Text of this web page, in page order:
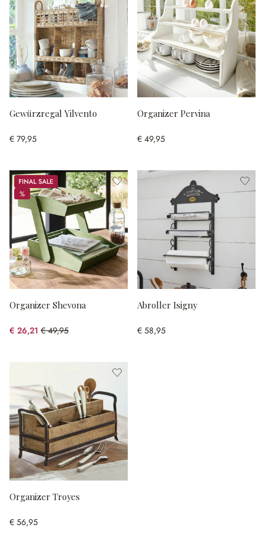
Gewürzregal Yilvento
€ 79,95
Organizer Pervina
€ 49,95
Sale
%
%
Organizer Shevona
€ 26,21 € 49,95
(47.53% gespart)
Abroller Isigny
€ 58,95
Organizer Troyes
€ 56,95